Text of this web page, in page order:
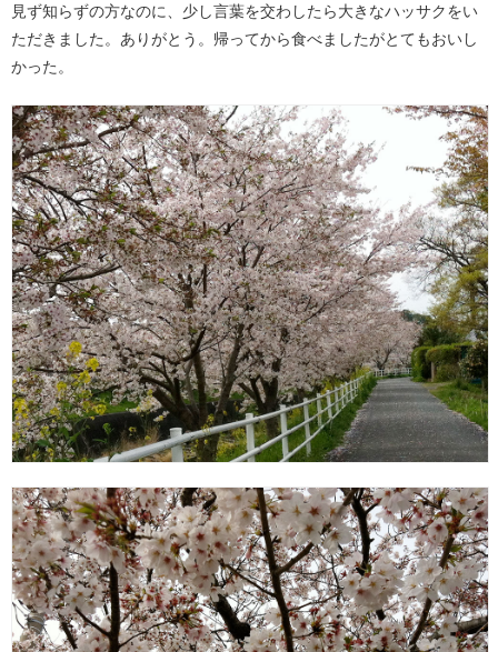
見ず知らずの方なのに、少し言葉を交わしたら大きなハッサクをい
ただきました。ありがとう。帰ってから食べましたがとてもおいし
かった。